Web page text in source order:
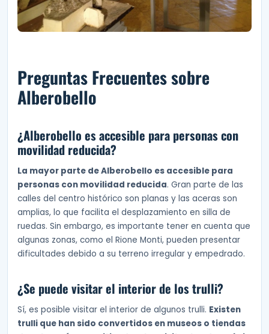
Preguntas Frecuentes sobre
Alberobello
¿Alberobello es accesible para personas con
movilidad reducida?
La mayor parte de Alberobello es accesible para
personas con movilidad reducida. Gran parte de las
calles del centro histórico son planas y las aceras son
amplias, lo que facilita el desplazamiento en silla de
ruedas. Sin embargo, es importante tener en cuenta que
algunas zonas, como el Rione Monti, pueden presentar
dificultades debido a su terreno irregular y empedrado.
¿Se puede visitar el interior de los trulli?
Sí, es posible visitar el interior de algunos trulli. Existen
trulli que han sido convertidos en museos o tiendas